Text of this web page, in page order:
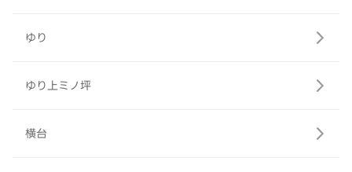
ゆり
ゆり上ミノ坪
横台